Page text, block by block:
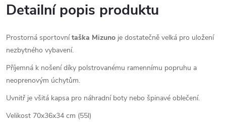
Detailní popis produktu
Prostorná sportovnítaška Mizuno je dostatečně velká pro uložení
nezbytného vybavení.
Příjemná k nošení díky polstrovanému ramennímu popruhu a
neoprenovým úchytům.
Uvnitř je všitá kapsa pro náhradní boty nebo špinavé oblečení.
Velikost 70x36x34 cm (55l)